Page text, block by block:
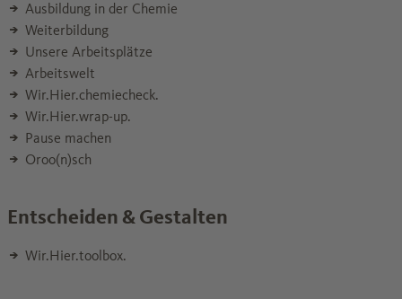
Ausbildung in der Chemie
Weiterbildung
Unsere Arbeitsplätze
Arbeitswelt
Wir.Hier.chemiecheck.
Wir.Hier.wrap-up.
Pause machen
Oroo(n)sch
Entscheiden & Gestalten
Wir.Hier.toolbox.